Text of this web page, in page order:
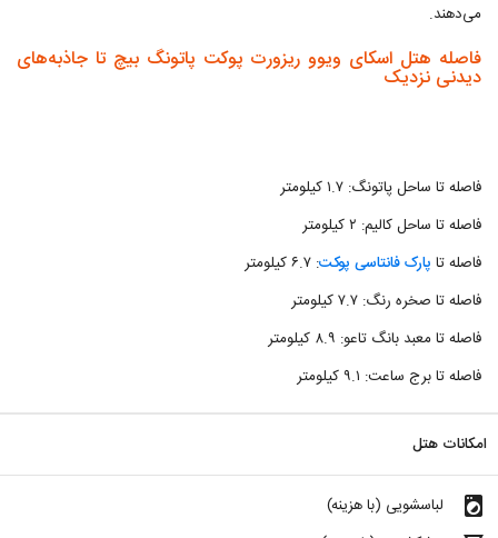
می‌دهند.
فاصله هتل اسکای ویوو ریزورت پوکت پاتونگ بیچ تا جاذبه‌های
دیدنی نزدیک
فاصله تا ساحل پاتونگ: ۱.۷ کیلومتر
فاصله تا ساحل کالیم: ۲ کیلومتر
فاصله تا پارک فانتاسی پوکت: ۶.۷ کیلومتر
فاصله تا صخره رنگ: ۷.۷ کیلومتر
فاصله تا معبد بانگ تاعو: ۸.۹ کیلومتر
فاصله تا برج ساعت: ۹.۱ کیلومتر
امکانات هتل
local_laundry_service لباسشویی (با هزینه)